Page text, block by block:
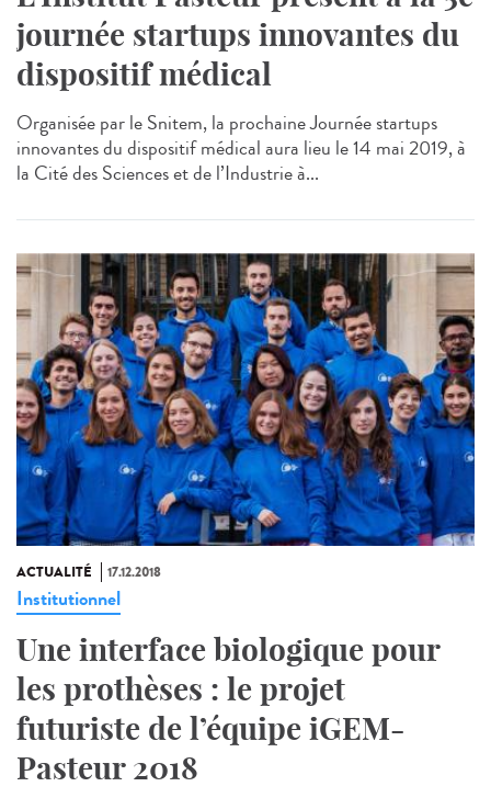
journée startups innovantes du
dispositif médical
Organisée par le Snitem, la prochaine Journée startups
innovantes du dispositif médical aura lieu le 14 mai 2019, à
la Cité des Sciences et de l’Industrie à...
ACTUALITÉ 17.12.2018
Institutionnel
Une interface biologique pour
les prothèses : le projet
futuriste de l’équipe iGEM-
Pasteur 2018